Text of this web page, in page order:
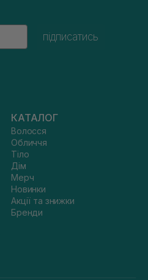
підписатись
КАТАЛОГ
Волосся
Обличчя
Тіло
Дім
Мерч
Новинки
Акції та знижки
Бренди